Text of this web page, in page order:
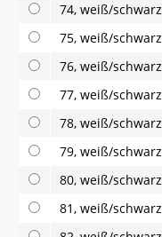
74, weiß/schwarz
75, weiß/schwarz
76, weiß/schwarz
77, weiß/schwarz
78, weiß/schwarz
79, weiß/schwarz
80, weiß/schwarz
81, weiß/schwarz